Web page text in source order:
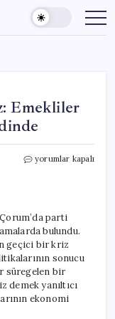
Emekliler
İYİ
Sadece
Kombi
Kısma
Derdinde
için
yorumlar kapalı
parti
bulundu.
geçici bir kriz
sonucu
süregelen bir
yanıltıcı
ekonomi